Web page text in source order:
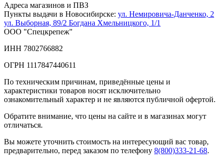
Адреса магазинов и ПВЗ
Пункты выдачи в Новосибирске: ул. Немировича-Данченко, 2
ул. Выборная, 89/2 Богдана Хмельницкого, 1/1
ООО "Спецкрепеж"
ИНН 7802766882
ОГРН 1117847440611
По техническим причинам, приведённые цены и
характеристики товаров носят исключительно
ознакомительный характер и не являются публичной офертой.
Обратите внимание, что цены на сайте и в магазинах могут
отличаться.
Вы можете уточнить стоимость на интересующий вас товар,
предварительно, перед заказом по телефону 8(800)333-21-68.